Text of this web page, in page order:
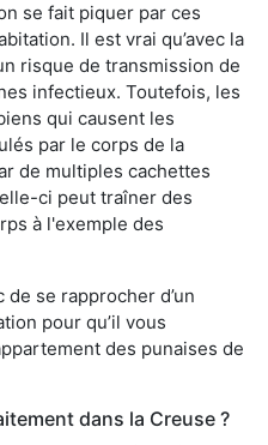
se fait piquer par ces
Il est vrai qu’avec la
risque de transmission de
infectieux. Toutefois, les
qui causent les
par le corps de la
de multiples cachettes
ci peut traîner des
à l'exemple des
se rapprocher d’un
pour qu’il vous
des punaises de
dans la Creuse ?